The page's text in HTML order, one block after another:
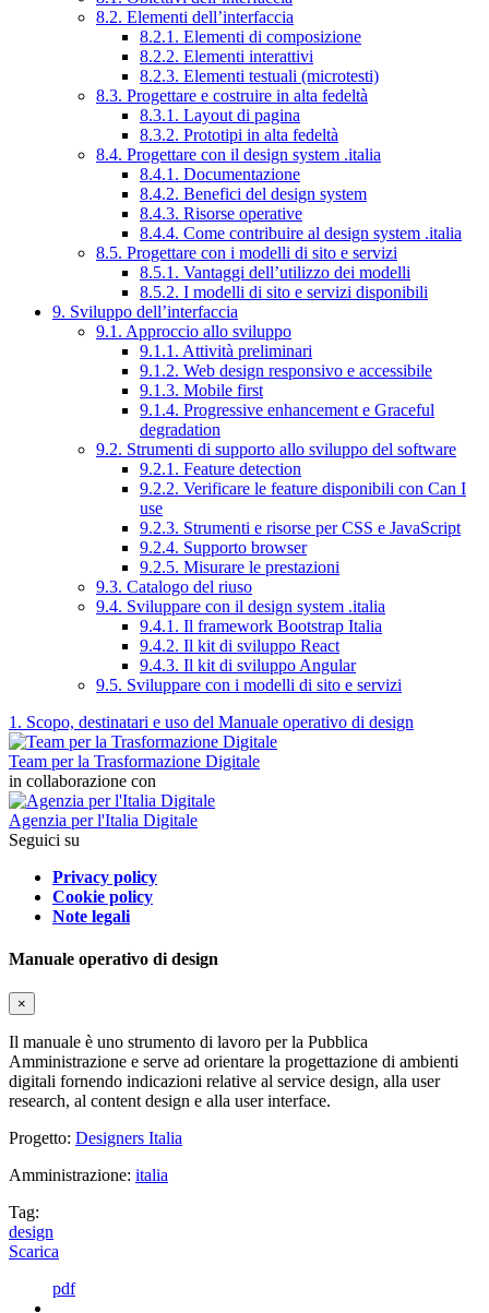
8.2. Elementi dell’interfaccia
8.2.1. Elementi di composizione
8.2.2. Elementi interattivi
8.2.3. Elementi testuali (microtesti)
8.3. Progettare e costruire in alta fedeltà
8.3.1. Layout di pagina
8.3.2. Prototipi in alta fedeltà
8.4. Progettare con il design system .italia
8.4.1. Documentazione
8.4.2. Benefici del design system
8.4.3. Risorse operative
8.4.4. Come contribuire al design system .italia
8.5. Progettare con i modelli di sito e servizi
8.5.1. Vantaggi dell’utilizzo dei modelli
8.5.2. I modelli di sito e servizi disponibili
9. Sviluppo dell’interfaccia
9.1. Approccio allo sviluppo
9.1.1. Attività preliminari
9.1.2. Web design responsivo e accessibile
9.1.3. Mobile first
9.1.4. Progressive enhancement e Graceful
degradation
9.2. Strumenti di supporto allo sviluppo del software
9.2.1. Feature detection
9.2.2. Verificare le feature disponibili con Can I
use
9.2.3. Strumenti e risorse per CSS e JavaScript
9.2.4. Supporto browser
9.2.5. Misurare le prestazioni
9.3. Catalogo del riuso
9.4. Sviluppare con il design system .italia
9.4.1. Il framework Bootstrap Italia
9.4.2. Il kit di sviluppo React
9.4.3. Il kit di sviluppo Angular
9.5. Sviluppare con i modelli di sito e servizi
1. Scopo, destinatari e uso del Manuale operativo di design
Team per la Trasformazione Digitale
in collaborazione con
Agenzia per l'Italia Digitale
Seguici su
Privacy policy
Cookie policy
Note legali
Manuale operativo di design
×
Il manuale è uno strumento di lavoro per la Pubblica
Amministrazione e serve ad orientare la progettazione di ambienti
digitali fornendo indicazioni relative al service design, alla user
research, al content design e alla user interface.
Progetto: Designers Italia
Amministrazione: italia
Tag:
design
Scarica
pdf